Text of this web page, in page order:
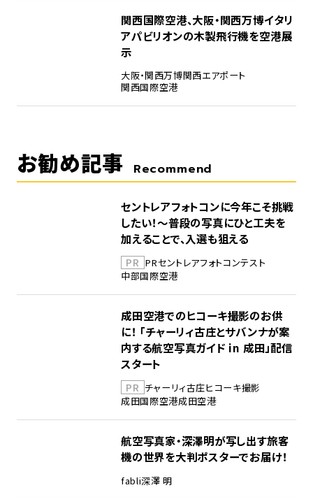
関西国際空港、大阪・関西万博イタリ
アパビリオンの木製飛行機を空港展
示
大阪・関西万博関西エアポート
関西国際空港
お勧め記事 Recommend
セントレアフォトコンに今年こそ挑戦
したい！～普段の写真にひと工夫を
加えることで、入選も狙える
PR PRセントレアフォトコンテスト
中部国際空港
成田空港でのヒコーキ撮影のお供
に！ 「チャーリィ古庄とサバンナが案
内する航空写真ガイド in 成田」配信
スタート
PR チャーリィ古庄ヒコーキ撮影
成田国際空港成田空港
航空写真家・深澤明が写し出す旅客
機の世界を大判ポスターでお届け！
fabli深澤 明